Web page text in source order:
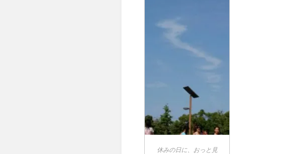
休みの日に、おっと見